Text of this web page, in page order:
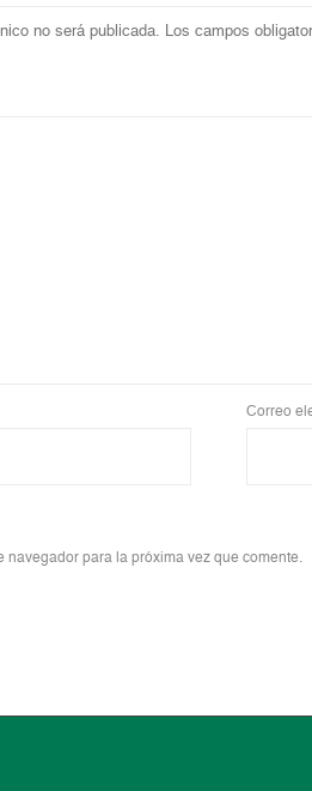
no será publicada. Los campos
Correo
navegador para la próxima vez que comente.